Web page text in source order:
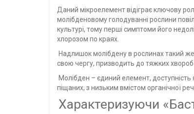
Даний мікроелемент відіграє ключову
молібденовому голодуванні рослини
культурі, тому перші симптоми його
хлорозом по краях.
Надлишок молібдену в рослинах такий же
свою чергу, призводить до тяжких хвороб
Молібден – єдиний елемент, доступність
піщаних, з низьким вмістом органічної
Характеризуючи